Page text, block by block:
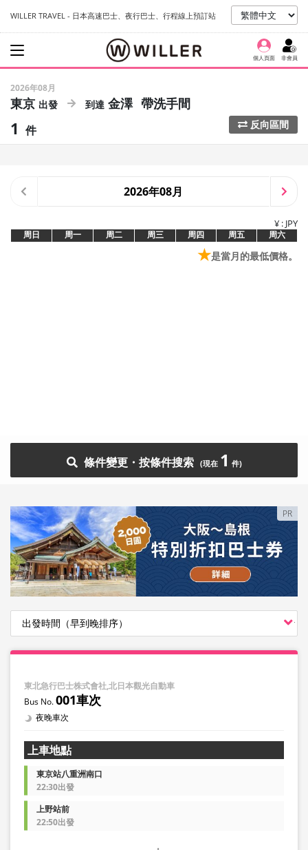
WILLER TRAVEL - 日本高速巴士、夜行巴士、行程線上預訂站
個人頁面 非會員
2026年08月
東京 金澤 帶洗手間
1 件 反向區間
2026年08月
¥ : JPY
周日 周一 周二 周三 周四 周五 周六
★是當月的最低價格。
條件變更・按條件搜索 1
PR
東北急行巴士株式會社,北日本觀光自動車
001車次
夜晚車次
上車地點
東京站八重洲南口
22:30出發
上野站前
22:50出發